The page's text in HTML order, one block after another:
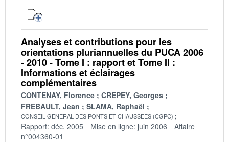
Analyses et contributions pour les
orientations pluriannuelles du PUCA 2006
- 2010 - Tome I : rapport et Tome II :
Informations et éclairages
complémentaires
CONTENAY, Florence
CREPEY, Georges
FREBAULT, Jean
SLAMA, Raphaël
CONSEIL GENERAL DES PONTS ET CHAUSSEES (CGPC)
Rapport: déc. 2005 Mise en ligne: juin 2006
Affaire
n°004360-01